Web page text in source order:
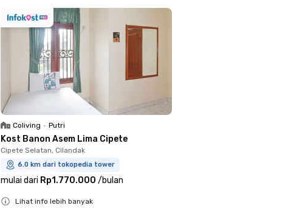
Coliving • Putri
Kost Banon Asem Lima Cipete
Cipete Selatan, Cilandak
6.0 km dari tokopedia tower
mulai dari Rp1.770.000 /bulan
Lihat info lebih banyak